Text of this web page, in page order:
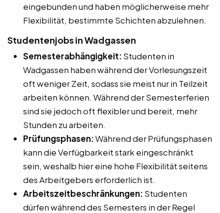
eingebunden und haben möglicherweise mehr
Flexibilität, bestimmte Schichten abzulehnen.
Studentenjobs in Wadgassen
Semesterabhängigkeit: Studenten in
Wadgassen haben während der Vorlesungszeit
oft weniger Zeit, sodass sie meist nur in Teilzeit
arbeiten können. Während der Semesterferien
sind sie jedoch oft flexibler und bereit, mehr
Stunden zu arbeiten.
Prüfungsphasen:Während der Prüfungsphasen
kann die Verfügbarkeit stark eingeschränkt
sein, weshalb hier eine hohe Flexibilität seitens
des Arbeitgebers erforderlich ist.
Arbeitszeitbeschränkungen: Studenten
dürfen während des Semesters in der Regel